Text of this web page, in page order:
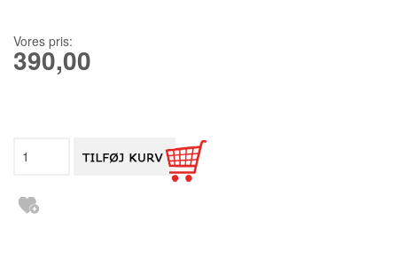
Vores pris:
390,00